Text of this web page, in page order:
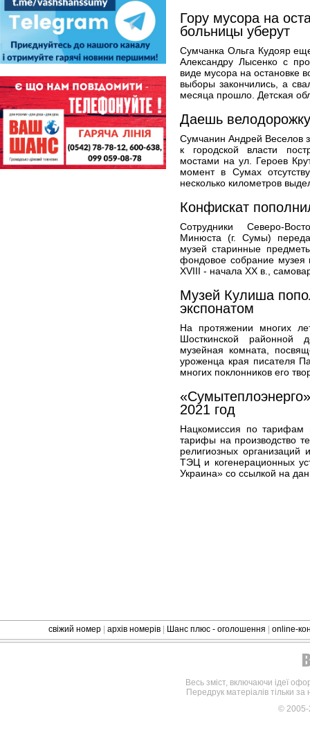
Гору мусора на
больницы уберут
Сумчанка Ольга Кудояр
Александру Лысенко с
виде мусора на остановке
выборы закончились, а
месяца прошло. Детская
Даешь
Сумчанин Андрей Веселов
к городской власти
мостами на ул. Героев
момент в Сумах
несколько километров
Конфискат
Сотрудники Северо-
Минюста (г. Сумы)
музей старинные
фондовое собрание музея
XVIII - начала ХХ в.,
Музей Кулиша
экспонатом
На протяжении многих
Шосткинской районной
музейная комната,
уроженца края писателя
многих поклонников его
2021 год
Нацкомиссия по тарифам
тарифы на производство
религиозных
ТЭЦ и когенерационных
Украина» со ссылкой на
свіжий номер архів номерів Шанс плюс - оголошення online-
Весь зміст, включаючи ідеї
Передрук матеріалів тільки
©